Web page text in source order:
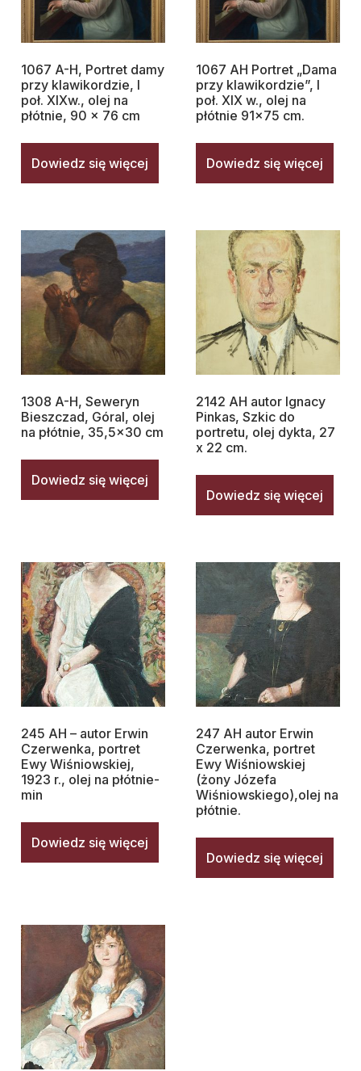
1067 A-H, Portret damy
przy klawikordzie, I
poł. XIXw., olej na
płótnie, 90 x 76 cm
Dowiedz się więcej
1067 AH Portret „Dama
przy klawikordzie”, I
poł. XIX w., olej na
płótnie 91×75 cm.
Dowiedz się więcej
1308 A-H, Seweryn
Bieszczad, Góral, olej
na płótnie, 35,5×30 cm
Dowiedz się więcej
2142 AH autor Ignacy
Pinkas, Szkic do
portretu, olej dykta, 27
x 22 cm.
Dowiedz się więcej
245 AH – autor Erwin
Czerwenka, portret
Ewy Wiśniowskiej,
1923 r., olej na płótnie-
min
Dowiedz się więcej
247 AH autor Erwin
Czerwenka, portret
Ewy Wiśniowskiej
(żony Józefa
Wiśniowskiego),olej na
płótnie.
Dowiedz się więcej